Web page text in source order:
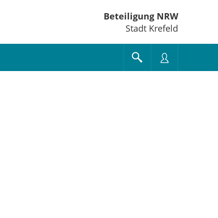
Beteiligung NRW
Stadt Krefeld